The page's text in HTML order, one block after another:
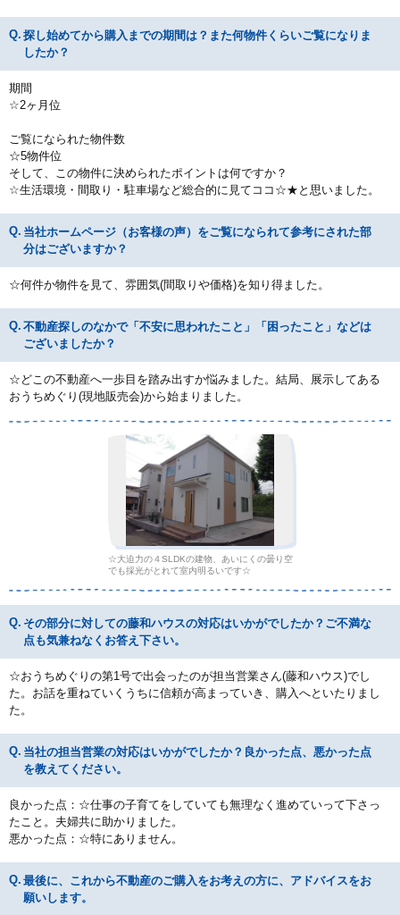
探し始めてから購入までの期間は？また何物件くらいご覧になりま
したか？
期間
☆2ヶ月位
ご覧になられた物件数
☆5物件位
そして、この物件に決められたポイントは何ですか？
☆生活環境・間取り・駐車場など総合的に見てココ☆★と思いました。
当社ホームページ（お客様の声）をご覧になられて参考にされた部
分はございますか？
☆何件か物件を見て、雰囲気(間取りや価格)を知り得ました。
不動産探しのなかで「不安に思われたこと」「困ったこと」などは
ございましたか？
☆どこの不動産へ一歩目を踏み出すか悩みました。結局、展示してある
おうちめぐり(現地販売会)から始まりました。
☆大迫力の４SLDKの建物、あいにくの曇り空
でも採光がとれて室内明るいです☆
その部分に対しての藤和ハウスの対応はいかがでしたか？ご不満な
点も気兼ねなくお答え下さい。
☆おうちめぐりの第1号で出会ったのが担当営業さん(藤和ハウス)でし
た。お話を重ねていくうちに信頼が高まっていき、購入へといたりまし
た。
当社の担当営業の対応はいかがでしたか？良かった点、悪かった点
を教えてください。
良かった点：☆仕事の子育てをしていても無理なく進めていって下さっ
たこと。夫婦共に助かりました。
悪かった点：☆特にありません。
最後に、これから不動産のご購入をお考えの方に、アドバイスをお
願いします。